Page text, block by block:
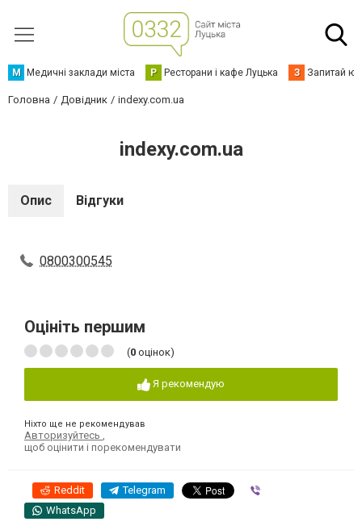
М Медичні заклади міста Р Ресторани і кафе Луцька З Запитай
Головна Довідник indexy.com.ua
indexy.com.ua
Опис Відгуки
0800300545
Оцініть першим
(0 оцінок)
Я рекомендую
Ніхто ще не рекомендував
Авторизуйтесь
щоб оцінити і порекомендувати
Reddit Telegram
WhatsApp